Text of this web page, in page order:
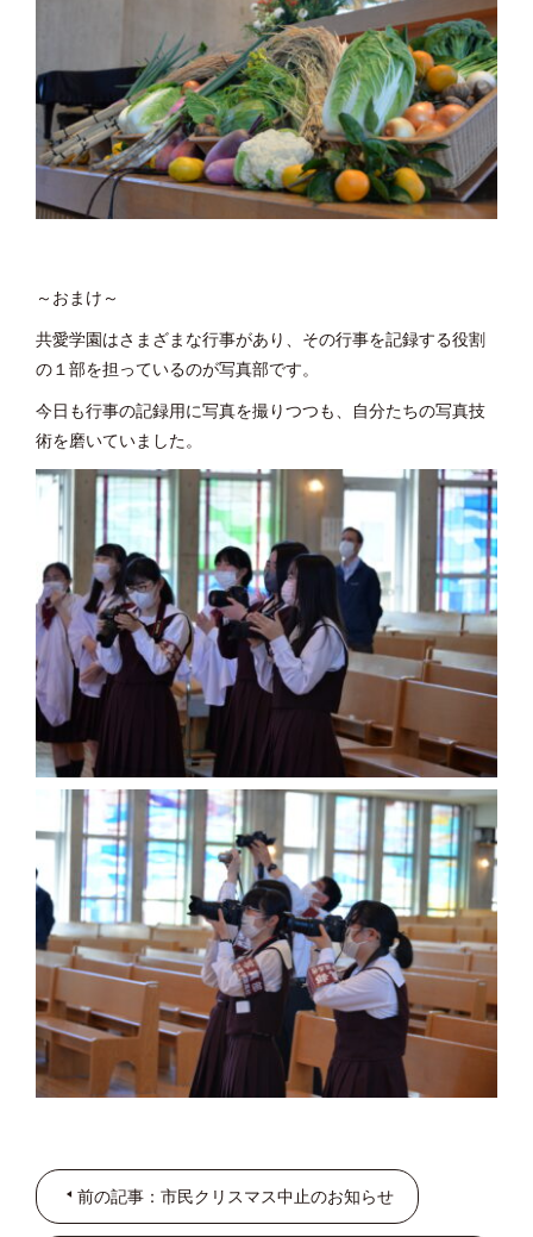
～おまけ～
共愛学園はさまざまな行事があり、その行事を記録する役割
の１部を担っているのが写真部です。
今日も行事の記録用に写真を撮りつつも、自分たちの写真技
術を磨いていました。
前の記事：市民クリスマス中止のお知らせ